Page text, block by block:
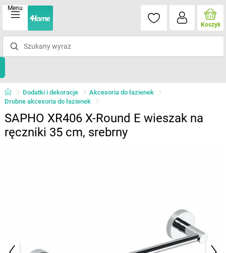
Menu
Koszyk
Dodatki i dekoracje
Akcesoria do łazienek
Drobne akcesoria do łazienek
SAPHO XR406 X-Round E wieszak na
ręczniki 35 cm, srebrny